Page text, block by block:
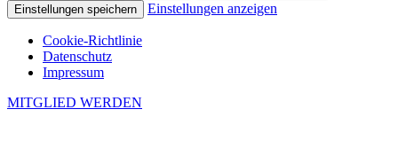
Einstellungen speichern
Einstellungen anzeigen
Cookie-Richtlinie
Datenschutz
Impressum
MITGLIED WERDEN